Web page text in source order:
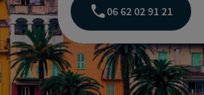
06 62 02 91 21